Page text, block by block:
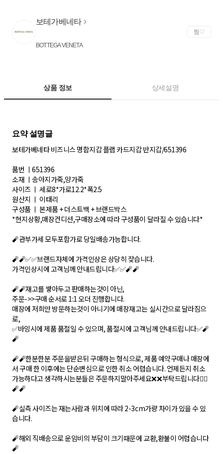
보테가베네타
BOTTEGA VENETA
찜
상품 정보 상세설명
요약 설명글
보테가베네타 비즈니스 명함지갑 플랩 카드지갑 반지갑/651396
품번 ㅣ651396
소재 ㅣ송아지가죽,양가죽
사이즈 ㅣ 세로8*가로12.2*폭2.5
원산지 ㅣ 이태리
구성품 ㅣ 본제품 + 더스트백 + 브랜드박스
*현지상황,매장컨디션,구매장소에 따라 구성품이 달라질 수 있습니다*
🧨관부가세 모두포함가로 당일배송가능합니다.
🧨🧨✅✅브랜드자체에 가격인상은 상당히 잦습니다.
가격인상시에 고객님께 안내드립니다✅✅🧨🧨
🧨🧨재고를 쌓아두고 판매하는것이 아닌,
주문->>구매 순서로 1:1 오더 진행합니다.
매장에 저희만 방문하는것이 아니기에 매장재고는 실시간으로 달라짐으
로,
✅바잉시에 제품 품절일 수 있으며, 품절시에 고객님께 안내드립니다✅🧨
🧨
🧨🧨한분한분 주문을받은뒤 구매하는 형식으로, 제품 예약구매나 매장에
서 구매 한 이후에는 단순변심으로 인한 취소 어렵습니다. 언제든지 취소
가능하다고 생각하시는분들은 주문하지말아주세요❌❌부탁드립니다🙇‍♀️
🧨🧨
🧨실측 사이즈는 재는사람과 위치에 따라 2-3cm가량 차이가 있을 수 있
습니다.
🧨해외 직배송으로 운임비의 부담이 크기때문에 교환,환불이 어렵습니다
🧨